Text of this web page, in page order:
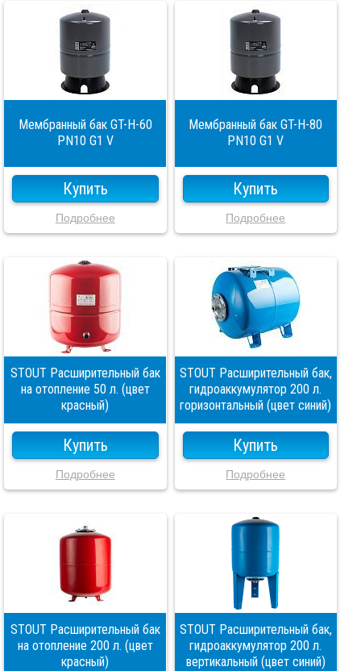
Мембранный бак GT-H-60
PN10 G1 V
Купить
Подробнее
Мембранный бак GT-H-80
PN10 G1 V
Купить
Подробнее
STOUT Расширительный бак
на отопление 50 л. (цвет
красный)
Купить
Подробнее
STOUT Расширительный бак,
гидроаккумулятор 200 л.
горизонтальный (цвет синий)
Купить
Подробнее
STOUT Расширительный бак
на отопление 200 л. (цвет
красный)
STOUT Расширительный бак,
гидроаккумулятор 200 л.
вертикальный (цвет синий)